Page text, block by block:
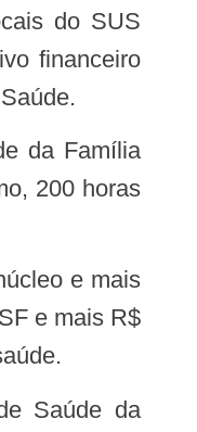
do SUS
financeiro
200 horas
e mais R$